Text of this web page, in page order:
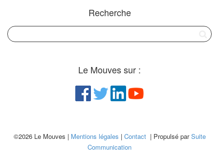
Recherche
Le Mouves sur :
©2026 Le Mouves | Mentions légales | Contact| Propulsé parSuite
Communication